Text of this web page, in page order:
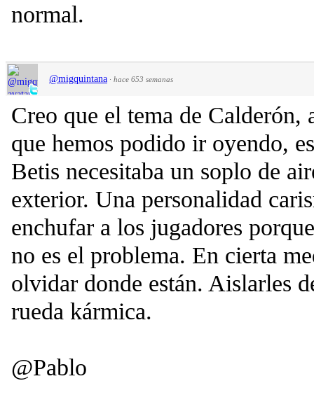
normal.
@migquintana · hace 653 semanas
Creo que el tema de
que hemos podido ir oyendo,
Betis necesitaba un soplo de
exterior. Una personalidad
enchufar a los jugadores
no es el problema. En cierta
olvidar donde están. Aislarles
rueda kármica.
@Pablo